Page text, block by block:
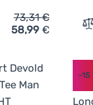
'Herren-T-Shirt
73,31€
58,99 €
-15